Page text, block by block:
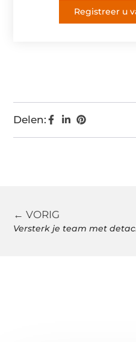
Registreer u
Delen:
← VORIG
Versterk je team met